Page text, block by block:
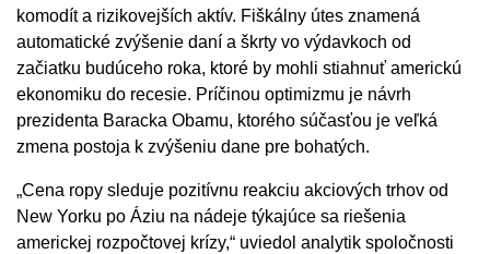
komodít a rizikovejších aktív. Fiškálny útes znamená
automatické zvýšenie daní a škrty vo výdavkoch od
začiatku budúceho roka, ktoré by mohli stiahnuť americkú
ekonomiku do recesie. Príčinou optimizmu je návrh
prezidenta Baracka Obamu, ktorého súčasťou je veľká
zmena postoja k zvýšeniu dane pre bohatých.
„Cena ropy sleduje pozitívnu reakciu akciových trhov od
New Yorku po Áziu na nádeje týkajúce sa riešenia
americkej rozpočtovej krízy,“ uviedol analytik spoločnosti